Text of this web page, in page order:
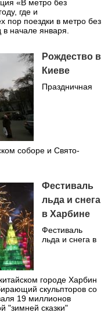
«В метро без
где и
пор поездки в метро без
начале января.
Рождество в
Киеве
Праздничная
соборе и Свято-
Фестиваль
льда и снега
в Харбине
Фестиваль
льда и снега в
городе Харбин
скульпторов со
19 миллионов
"зимней сказки"